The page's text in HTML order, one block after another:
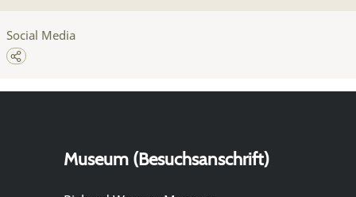
Social Media
Museum (Besuchsanschrift)